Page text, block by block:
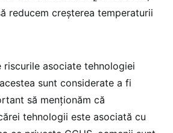
reducem creșterea temperaturii
riscurile asociate tehnologiei
sunt considerate a fi
să menționăm că
tehnologii este asociată cu